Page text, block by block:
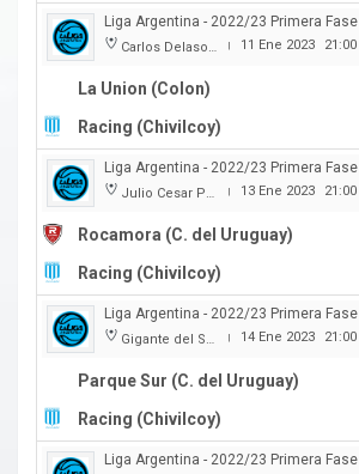
Liga Argentina - 2022/23 Primera Fase
Carlos Delasoie | 11 Ene 2023 21:00
La Union (Colon)
Racing (Chivilcoy)
Liga Argentina - 2022/23 Primera Fase
Julio Cesar Paccagnella | 13 Ene 2023 21:00
Rocamora (C. del Uruguay)
Racing (Chivilcoy)
Liga Argentina - 2022/23 Primera Fase
Gigante del Sur | 14 Ene 2023 21:00
Parque Sur (C. del Uruguay)
Racing (Chivilcoy)
Liga Argentina - 2022/23 Primera Fase